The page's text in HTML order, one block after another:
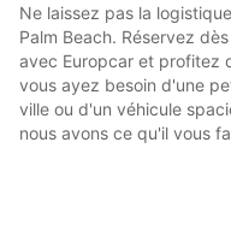
Ne laissez pas la
Palm Beach. Réservez
avec Europcar et profitez
vous ayez besoin d'une
ville ou d'un véhicule
nous avons ce qu'il vous